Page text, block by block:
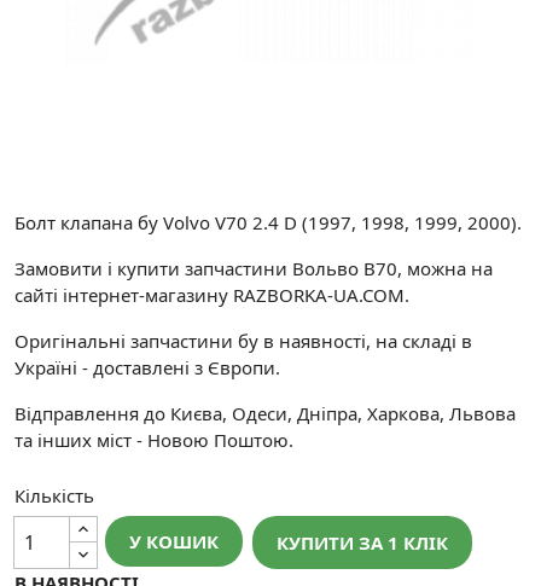
Болт клапана бу Volvo V70 2.4 D (1997, 1998, 1999, 2000).
Замовити і купити запчастини Вольво В70, можна на
сайті інтернет-магазину RAZBORKA-UA.COM.
Оригінальні запчастини бу в наявності, на складі в
Україні - доставлені з Європи.
Відправлення до Києва, Одеси, Дніпра, Харкова, Львова
та інших міст - Новою Поштою.
Кількість
У КОШИК
КУПИТИ ЗА 1 КЛIК